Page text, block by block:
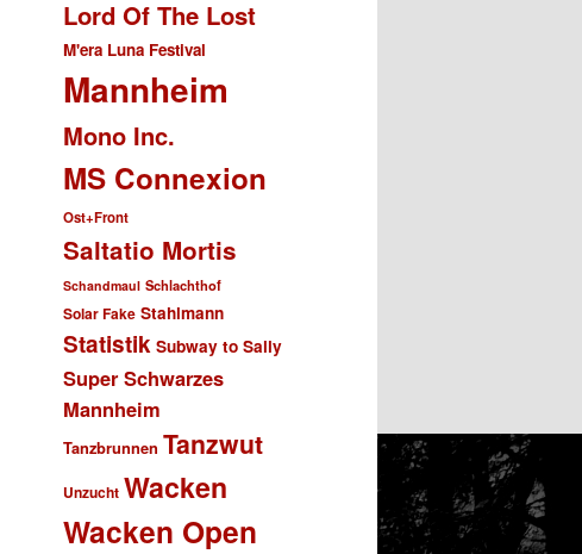
Lord Of The Lost
M'era Luna Festival
Mannheim
Mono Inc.
MS Connexion
Ost+Front
Saltatio Mortis
Schandmaul Schlachthof
Solar Fake Stahlmann
Statistik Subway to Sally
Super Schwarzes
Mannheim
Tanzbrunnen Tanzwut
Unzucht Wacken
Wacken Open